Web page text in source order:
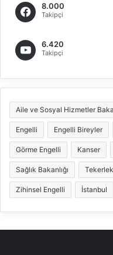
8.000
Takipçi
6.420
Takipçi
Aile ve Sosyal Hizmetler
Engelli Engelli Bireyler
Görme Engelli Kanser
Sağlık Bakanlığı
Zihinsel Engelli İstanbul